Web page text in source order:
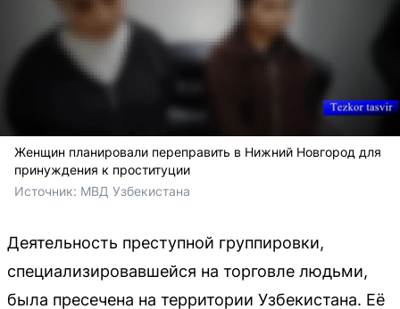
Женщин планировали переправить в Нижний Новгород для
принуждения к проституции
Источник: МВД Узбекистана
Деятельность преступной группировки,
специализировавшейся на торговле людьми,
была пресечена на территории Узбекистана. Её